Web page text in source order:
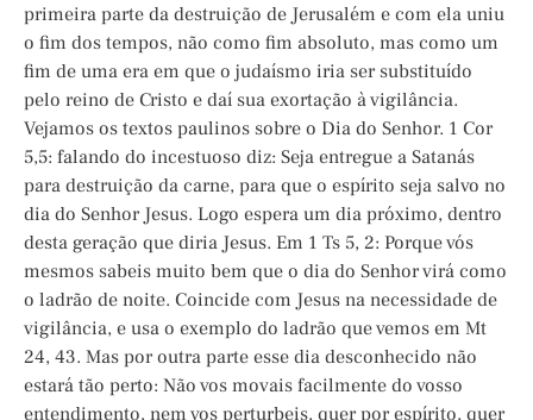
primeira parte da destruição de Jerusalém e com ela uniu
o fim dos tempos, não como fim absoluto, mas como um
fim de uma era em que o judaísmo iria ser substituído
pelo reino de Cristo e daí sua exortação à vigilância.
Vejamos os textos paulinos sobre o Dia do Senhor. 1 Cor
5,5: falando do incestuoso diz: Seja entregue a Satanás
para destruição da carne, para que o espírito seja salvo no
dia do Senhor Jesus. Logo espera um dia próximo, dentro
desta geração que diria Jesus. Em 1 Ts 5, 2: Porque vós
mesmos sabeis muito bem que o dia do Senhor virá como
o ladrão de noite. Coincide com Jesus na necessidade de
vigilância, e usa o exemplo do ladrão que vemos em Mt
24, 43. Mas por outra parte esse dia desconhecido não
estará tão perto: Não vos movais facilmente do vosso
entendimento, nem vos perturbeis, quer por espírito, quer